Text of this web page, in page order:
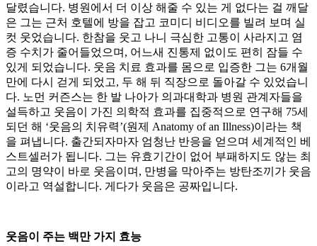
달렸습니다. 병원에서 더 이상 해줄 수 있는 게 없다는 걸 깨달
은 그는 근처 호텔에 방을 잡고 코미디 비디오를 빌려 보며 실
컷 웃었습니다. 한참을 웃고 나니 극심한 고통이 사라지고 염
증 수치가 줄어들었으며, 어느새 진통제 없이도 편히 잠들 수
있게 되었습니다. 웃음 치료 효과를 몸으로 입증한 그는 6개월
만에 다시 걷게 되었고, 두 해 뒤 직장으로 돌아갈 수 있었습니
다. 노먼 커즌스는 한 발 나아가 의과대학과 병원 관계자들을
설득하고 웃음이 가진 의학적 효과를 집중적으로 연구해 75세
되던 해 ‘웃음의 치유력’(원제 Anatomy of an Illness)이라는 책
을 펴냅니다. 출간되자마자 엄청난 반응을 얻으며 세계적인 베
스트셀러가 됩니다. 그는 유효기간이 없어 부패하지도 않는 최
고의 명약이 바로 웃음이며, 만병을 막아주는 방탄조끼가 웃음
이라고 역설합니다. 게다가 웃음은 공짜입니다.
웃음이 주는 백만 가지 효능